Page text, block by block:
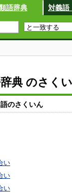
語辞典 対義語
典 のさく
のさくいん
い
い
い